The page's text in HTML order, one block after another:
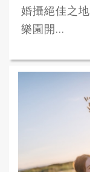
婚攝絕佳之
樂園開...